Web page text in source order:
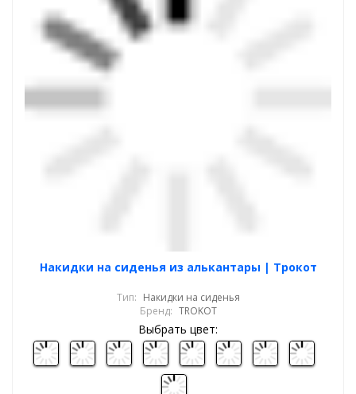
Накидки на сиденья из алькантары | Трокот
Тип: Накидки на сиденья
Бренд: TROKOT
Выбрать цвет: